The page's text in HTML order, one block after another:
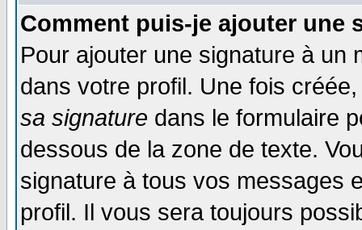
Comment puis-je ajouter une
Pour ajouter une signature à un
dans votre profil. Une fois
sa signature dans le formulaire
dessous de la zone de texte.
signature à tous vos messages
profil. Il vous sera toujours